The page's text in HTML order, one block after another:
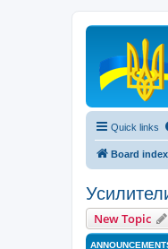
Quick links
Board index
New Topic